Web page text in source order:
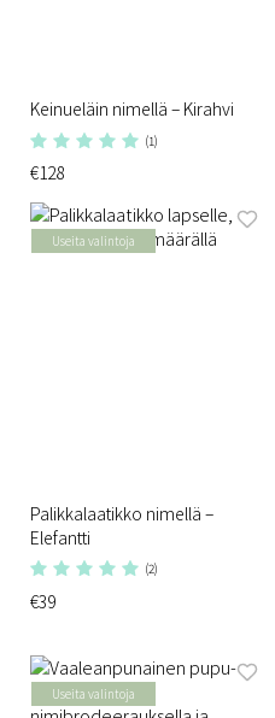
Keinueläin nimellä – Kirahvi
(1)
€128
Useita valintoja
Palikkalaatikko nimellä –
Elefantti
(2)
€39
Useita valintoja